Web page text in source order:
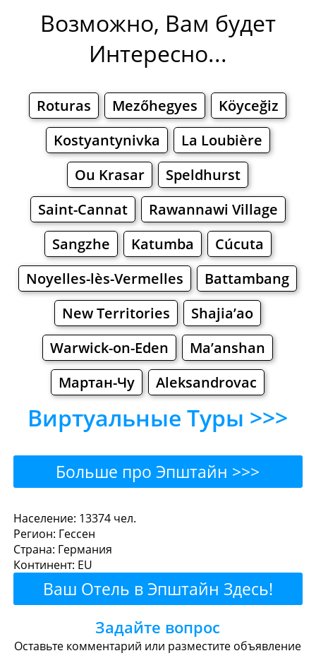
Возможно, Вам будет
Интересно...
Roturas Mezőhegyes
Köyceğiz
Kostyantynivka
La Loubière
Ou Krasar
Speldhurst
Saint-Cannat
Rawannawi Village
Sangzhe
Katumba
Cúcuta
Noyelles-lès-Vermelles
Battambang
New Territories
Shajia’ao
Warwick-on-Eden
Ma’anshan
Мартан-Чу
Aleksandrovac
Виртуальные Туры >>>
Больше про Эпштайн >>>
Эпштайн - Где поесть или
перекусить?
Рестораны Кафе Бары
Пиво
Булочные
Супермаркеты
Торговые Центры
Население: 13374 чел.
Регион: Гессен
Страна: Германия
Континент: EU
Ваш Отель в Эпштайн Здесь!
Задайте вопрос
Оставьте комментарий или разместите объявление